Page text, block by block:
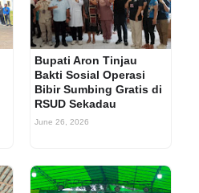
Bupati Aron Tinjau
Bakti Sosial Operasi
Bibir Sumbing Gratis di
RSUD Sekadau
June 26, 2026